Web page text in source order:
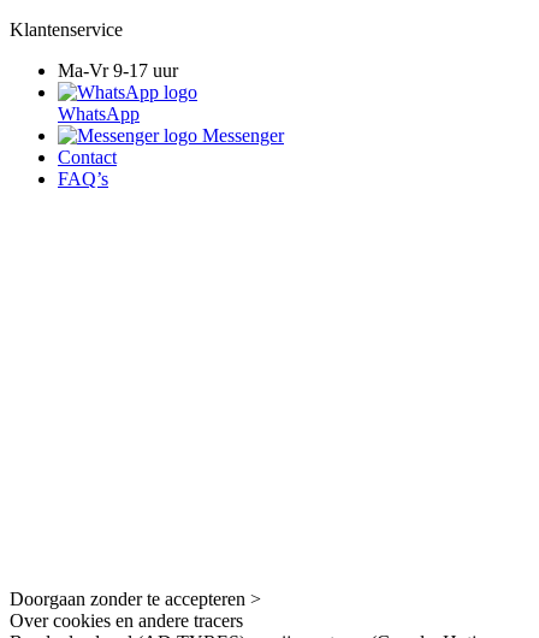
Klantenservice
Ma-Vr 9-17 uur
WhatsApp
Messenger
Contact
FAQ’s
Doorgaan zonder te accepteren >
Over cookies en andere tracers